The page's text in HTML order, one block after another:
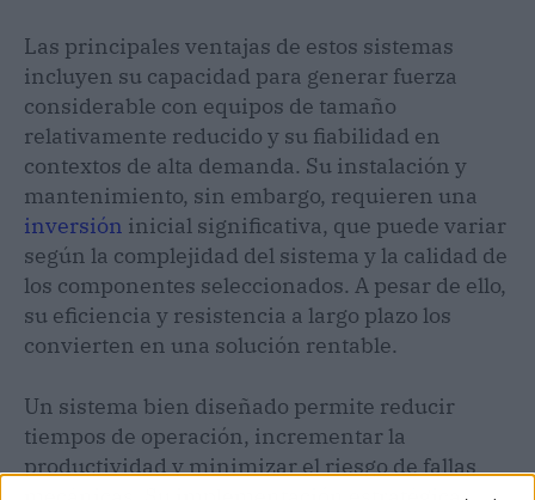
Las principales ventajas de estos sistemas
incluyen su capacidad para generar fuerza
considerable con equipos de tamaño
relativamente reducido y su fiabilidad en
contextos de alta demanda. Su instalación y
mantenimiento, sin embargo, requieren una
inversión inicial significativa, que puede variar
según la complejidad del sistema y la calidad de
los componentes seleccionados. A pesar de ello,
su eficiencia y resistencia a largo plazo los
convierten en una solución rentable.
Un sistema bien diseñado permite reducir
tiempos de operación, incrementar la
productividad y minimizar el riesgo de fallas